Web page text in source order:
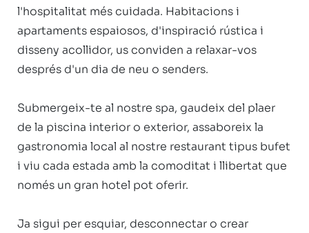
l'hospitalitat més cuidada. Habitacions i
apartaments espaiosos, d'inspiració rústica i
disseny acollidor, us conviden a relaxar-vos
després d'un dia de neu o senders.
Submergeix-te al nostre spa, gaudeix del plaer
de la piscina interior o exterior, assaboreix la
gastronomia local al nostre restaurant tipus bufet
i viu cada estada amb la comoditat i llibertat que
només un gran hotel pot oferir.
Ja sigui per esquiar, desconnectar o crear